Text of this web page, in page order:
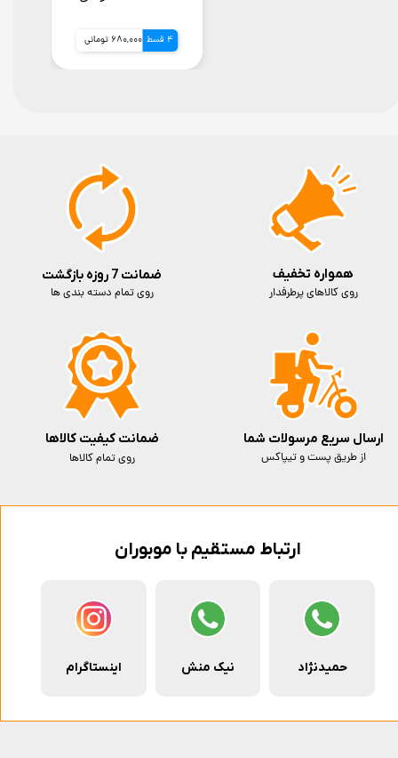
فعالسازی
4 قسط 680,000 تومانی
ارتباط مستقیم با موبوران
حمیدنژاد نیک منش اینستاگرام
ضمانت 7 روزه بازگشت
روی تمام دسته بندی ها
ارسال سریع مرسولات شما
از طریق پست و تیپاکس
ضمانت کیفیت کالاها
روی تمام کالاها
همواره تخفیف
روی کالاهای پرطرفدار